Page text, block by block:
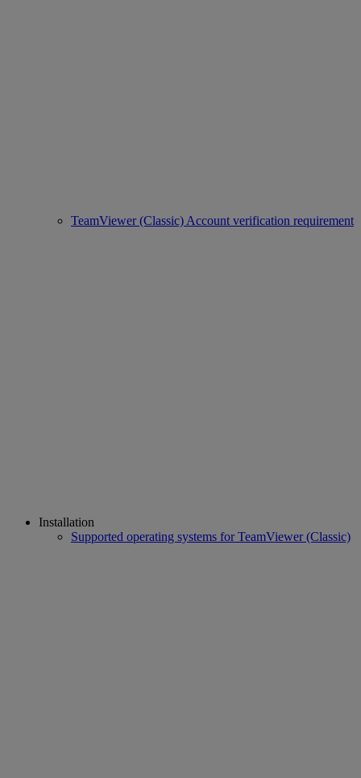
TeamViewer (Classic) Account verification requirement
Installation
Supported operating systems for TeamViewer (Classic)